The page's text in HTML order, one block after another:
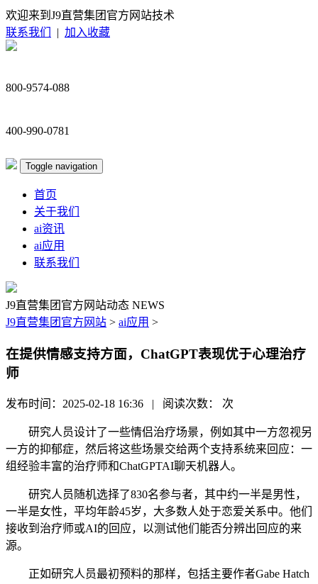
欢迎来到J9直营集团官方网站技术
联系我们
| 加入收藏
800-9574-088
400-990-0781
Toggle navigation
首页
关于我们
ai资讯
ai应用
联系我们
J9直营集团官方网站动态 NEWS
J9直营集团官方网站 > ai应用 >
在提供情感支持方面，ChatGPT表现优于心理治疗
师
发布时间：2025-02-18 16:36 | 阅读次数： 次
研究人员设计了一些情侣治疗场景，例如其中一方忽视另
一方的抑郁症，然后将这些场景交给两个支持系统来回应：一
组经验丰富的治疗师和ChatGPTAI聊天机器人。
研究人员随机选择了830名参与者，其中约一半是男性，
一半是女性，平均年龄45岁，大多数人处于恋爱关系中。他们
接收到治疗师或AI的回应，以测试他们能否分辨出回应的来
源。
正如研究人员最初预料的那样，包括主要作者Gabe Hatch